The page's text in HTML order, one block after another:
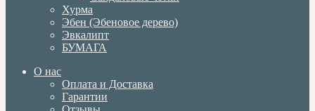
Хурма
Эбен (Эбеновое дерево)
Эвкалипт
БУМАГА
О нас
Оплата и Доставка
Гарантии